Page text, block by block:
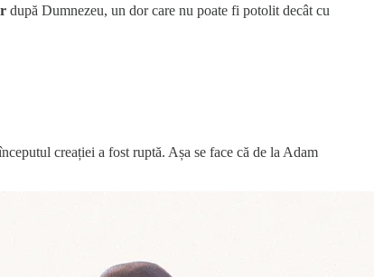
după Dumnezeu, un dor care nu poate fi potolit decât cu
creației a fost ruptă. Așa se face că de la Adam